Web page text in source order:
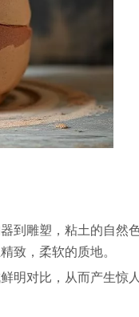
到雕塑，粘土的自然
致，柔软的质地。
对比，从而产生惊